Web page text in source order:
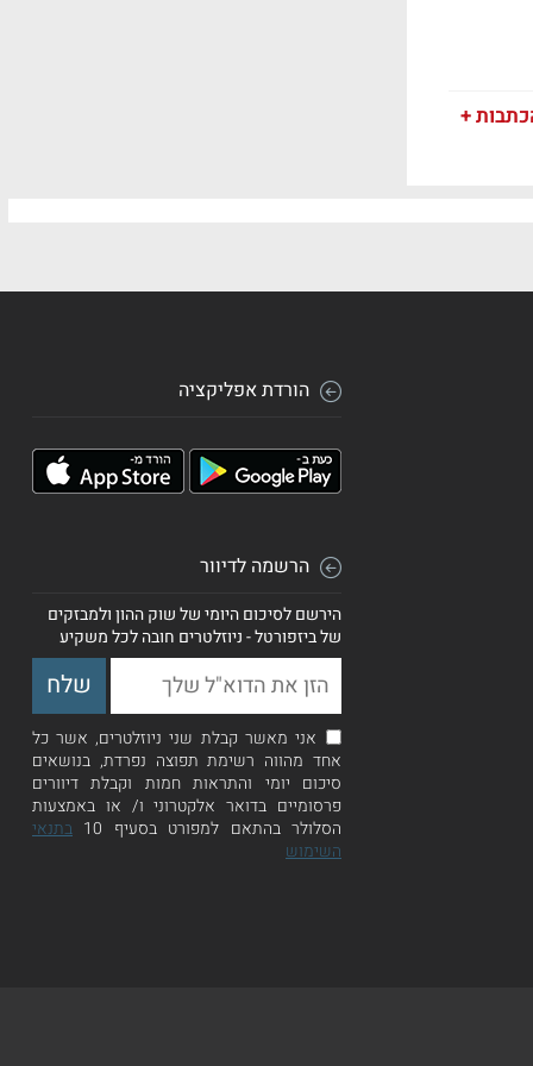
+
הורדת אפליקציה
הרשמה לדיוור
הירשם לסיכום היומי של שוק ההון ולמבזקים
של ביזפורטל - ניוזלטרים חובה לכל משקיע
אני מאשר קבלת שני ניוזלטרים, אשר כל
אחד מהווה רשימת תפוצה נפרדת, בנושאים
סיכום יומי והתראות חמות וקבלת דיוורים
פרסומיים בדואר אלקטרוני ו/ או באמצעות
הסלולר בהתאם למפורט בסעיף 10
בתנאי
השימוש